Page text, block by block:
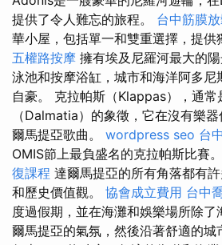
提供了令人難忘的旅程。 台中筋膜
華小屋，包括單一和雙重選擇，提供
五權路按摩 擁有埃及尼羅河最大的
泳池和按摩浴缸，城市和海洋阿多尼
自豪。 克拉帕斯（Klappas），通
（Dalmatia）的象徵，它在沒有樂
爾馬提亞歌曲。 wordpress seo 台
OMIS節上最負盛名的克拉帕斯比賽。
復課程 達爾馬提亞的所有角落都有
和歷史價值觀。 協會成立費用 台中
度過假期，並在海灘和娛樂場所除了
爾馬提亞的氣氛，然後沿著舒適的城